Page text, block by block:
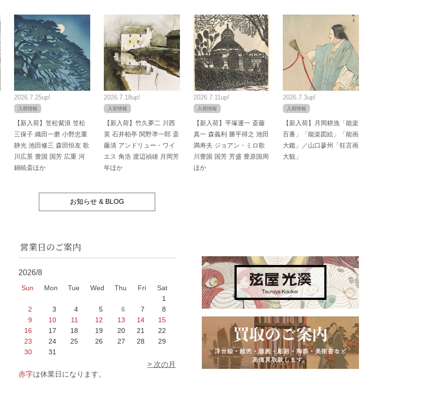
2026.7.25up!
入荷情報
【新入荷】笠松紫浪 笠松
三保子 織田一磨 小野忠重
静光 池田修三 森田恒友 歌
川広景 豊国 国芳 広重 河
鍋暁斎ほか
2026.7.18up!
入荷情報
【新入荷】竹久夢二 川西
英 石井柏亭 関野凖一郎 斎
藤清 アンドリュー・ワイ
エス 角浩 渡辺禎雄 月岡芳
年ほか
2026.7.11up!
入荷情報
【新入荷】平塚運一 斎藤
真一 森義利 勝平得之 池田
満寿夫 ジョアン・ミロ歌
川豊国 国芳 芳盛 豊原国周
ほか
2026.7.3up!
入荷情報
【新入荷】月岡耕漁「能楽
百番」「能楽図絵」「能画
大鑑」／山口蓼州「狂言画
大観」
お知らせ & BLOG
営業日のご案内
2026/8
Sun Mon Tue Wed Thu Fri
Sat
1
2
3 4 5 6 7
8
9
10 11 12 13 14
15
16
17 18 19 20 21
22
23
24 25 26 27 28
29
30
31
> 次の月
赤字は休業日になります。